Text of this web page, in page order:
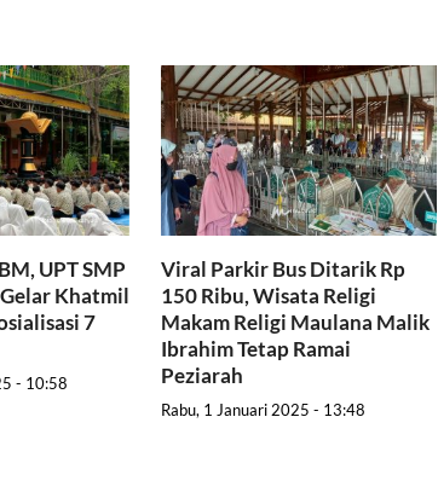
UPT SMP
Khatmil
7
- 10:58
Viral Parkir Bus Ditarik Rp
150 Ribu, Wisata Religi
Makam Religi Maulana Malik
Ibrahim Tetap Ramai
Peziarah
Rabu, 1 Januari 2025 - 13:48